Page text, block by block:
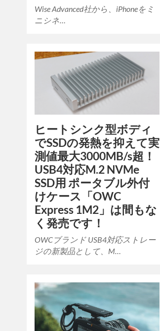
Wise Advanced社から、iPhoneをミ
ニシネ…
ヒートシンク型ボディ
でSSDの発熱を抑えて実
測値最大3000MB/s超！
USB4対応M.2 NVMe
SSD用 ポータブル外付
けケース「OWC
Express 1M2」は間もな
く発売です！
OWCブランド USB4対応ストレー
ジの新製品として、M…